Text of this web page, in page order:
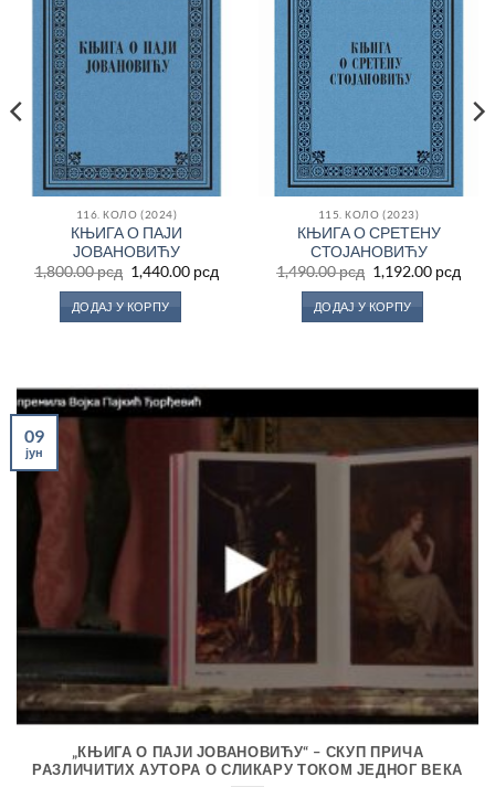
Листу
жеља
116. КОЛО (2024)
КЊИГА О ПАЈИ
ЈОВАНОВИЋУ
1,800.00рсд Оригинална
је
била:
1,440.00 рсд Тренутна
цена
ДОДАЈ У КОРПУ
Листу
жеља
115. КОЛО (2023)
КЊИГА О СРЕТЕНУ
СТОЈАНОВИЋУ
1,490.00рсд Оригинална
је
била:
1,192.00 рсд
цена
ДОДАЈ У КОРПУ
„КЊИГА О ПАЈИ ЈОВАНОВИЋУ“ – СКУП ПРИЧА
РАЗЛИЧИТИХ АУТОРА О СЛИКАРУ ТОКОМ ЈЕДНОГ ВЕКА
09
јун